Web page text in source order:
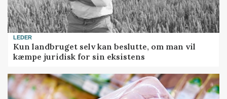
LEDER
Kun landbruget selv kan beslutte, om man vil
kæmpe juridisk for sin eksistens